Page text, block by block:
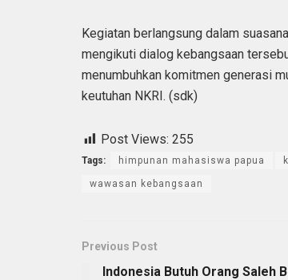
Kegiatan berlangsung dalam
mengikuti dialog kebangsaan
menumbuhkan komitmen generasi
keutuhan NKRI. (sdk)
Post Views: 255
Tags: himpunan mahasiswa papua
wawasan kebangsaan
Previous Post
Indonesia Butuh Orang Saleh